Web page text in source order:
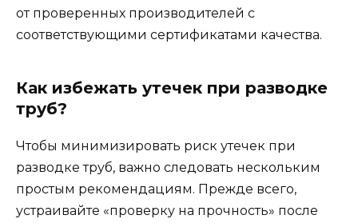
от проверенных производителей с
соответствующими сертификатами качества.
Как избежать утечек при разводке
труб?
Чтобы минимизировать риск утечек при
разводке труб, важно следовать нескольким
простым рекомендациям. Прежде всего,
устраивайте «проверку на прочность» после